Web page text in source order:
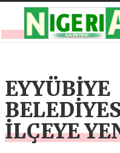
EYYÜBİYE
İLÇEYE